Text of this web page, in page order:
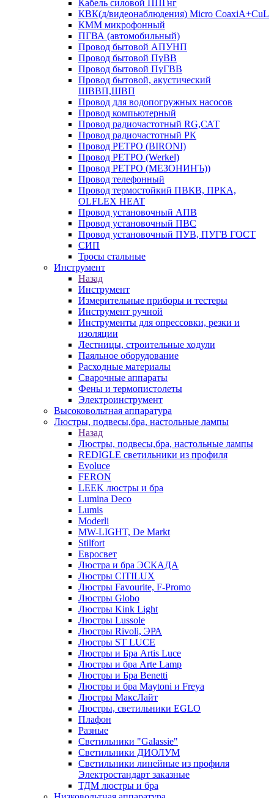
Кабель силовой ППГнг
КВК(д/видеонаблюдения) Micro CoaxiA+CuL
КММ микрофонный
ПГВА (автомобильный)
Провод бытовой АПУНП
Провод бытовой ПуВВ
Провод бытовой ПуГВВ
Провод бытовой, акустический
ШВВП,ШВП
Провод для водопогружных насосов
Провод компьютерный
Провод радиочастотный RG,САТ
Провод радиочастотный РК
Провод РЕТРО (BIRONI)
Провод РЕТРО (Werkel)
Провод РЕТРО (МЕЗОНИНЪ))
Провод телефонный
Провод термостойкий ПВКВ, ПРКА,
OLFLEX HEAT
Провод установочный АПВ
Провод установочный ПВС
Провод установочный ПУВ, ПУГВ ГОСТ
СИП
Тросы стальные
Инструмент
Назад
Инструмент
Измерительные приборы и тестеры
Инструмент ручной
Инструменты для опрессовки, резки и
изоляции
Лестницы, строительные ходули
Паяльное оборудование
Расходные материалы
Сварочные аппараты
Фены и термопистолеты
Электроинструмент
Высоковольтная аппаратура
Люстры, подвесы,бра, настольные лампы
Назад
Люстры, подвесы,бра, настольные лампы
REDIGLE светильники из профиля
Evoluce
FERON
LEEK люстры и бра
Lumina Deco
Lumis
Moderli
MW-LIGHT, De Markt
Stilfort
Евросвет
Люстра и бра ЭСКАДА
Люстры CITILUX
Люстры Favourite, F-Promo
Люстры Globo
Люстры Kink Light
Люстры Lussole
Люстры Rivoli, ЭРА
Люстры ST LUCE
Люстры и Бра Artis Luce
Люстры и бра Arte Lamp
Люстры и Бра Benetti
Люстры и бра Maytoni и Freya
Люстры МаксЛайт
Люстры, светильники EGLO
Плафон
Разные
Светильники "Galassie"
Светильники ДИОЛУМ
Светильники линейные из профиля
Электростандарт заказные
ТДМ люстры и бра